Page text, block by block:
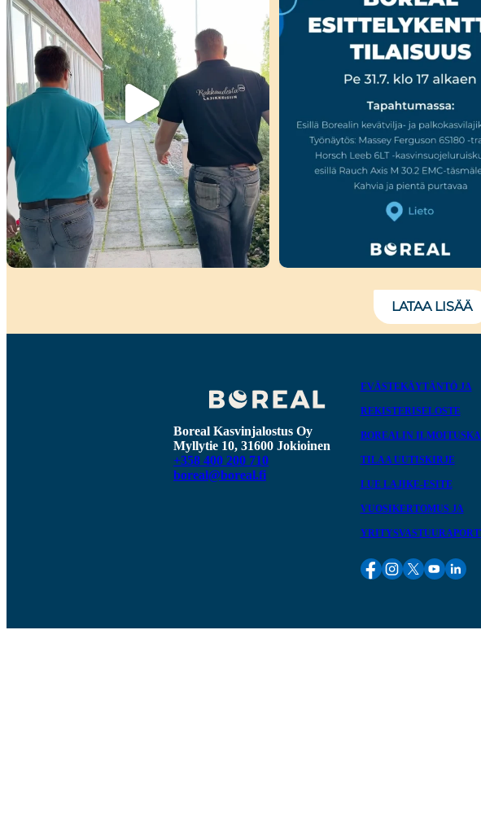
LATAA LISÄÄ
Boreal Kasvinjalostus Oy
Myllytie 10, 31600 Jokioinen
+358 400 200 710
boreal@boreal.fi
EVÄSTEKÄYTÄNTÖ JA
REKISTERISELOSTE
BOREALIN
TILAA UUTISKIRJE
LUE LAJIKE-ESITE
VUOSIKERTOMUS JA